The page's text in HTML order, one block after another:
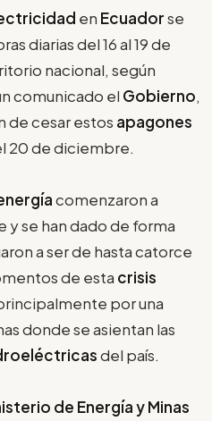
en Ecuadorse
diarias del 16 al 19 de
nacional, según
comunicado el Gobierno,
de cesar estos apagones
20 de diciembre.
comenzaron a
se han dado de forma
a ser de hasta catorce
de esta crisis
por una
donde se asientan las
del país.
de Energía y Minas